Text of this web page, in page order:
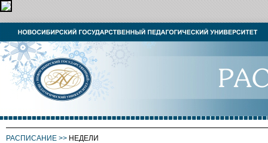
РАСПИСАНИЕ >> НЕДЕЛИ